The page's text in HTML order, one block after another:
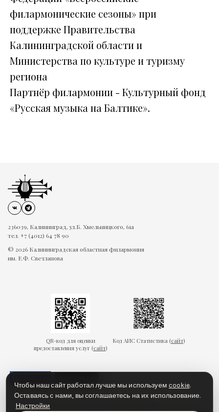
филармонические сезоны» при
поддержке Правительства
Калининградской области и
Министерства по культуре и туризму
региона
Партнёр филармонии - Культурный фонд
«Русская музыка на Балтике».
236039, Калининград, ул.Б. Хмельницкого, 61а
тел. +7 (4012) 64 78 90
© 2026 Калининградская областная филармония
им. Е.Ф. Светланова
QR-код для оценки
предоставления услуг (сайт)
Код АИС Статистика (сайт)
Чтобы наш сайт работал лучше мы используемcookie.
Оставаясь с нами, вы соглашаетесь на их использование.
Настройки